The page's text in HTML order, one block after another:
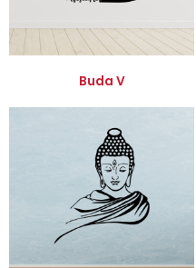
Buda V